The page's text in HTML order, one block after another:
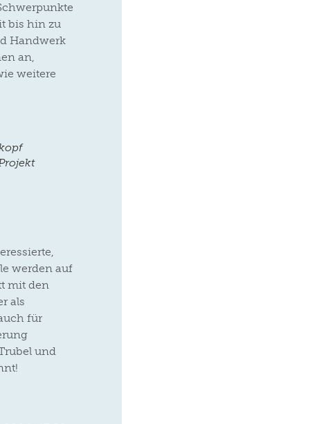
bis hin zu
Handwerk
an,
weitere
werden auf
mit den
als
für
und